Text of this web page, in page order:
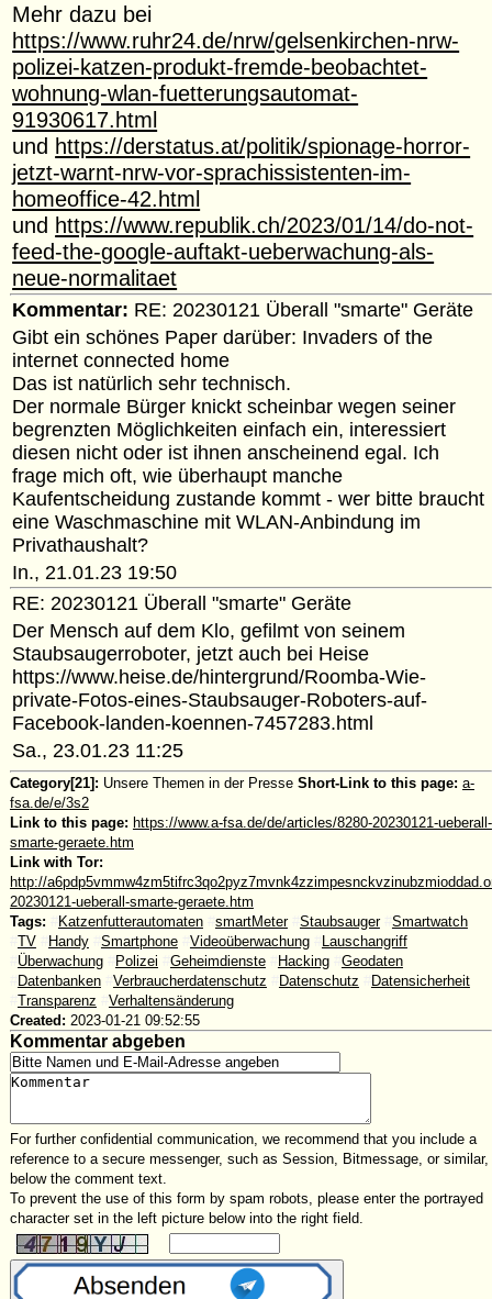
Mehr dazu bei
https://www.ruhr24.de/nrw/gelsenkirchen-nrw-
polizei-katzen-produkt-fremde-beobachtet-
wohnung-wlan-fuetterungsautomat-
91930617.html
und https://derstatus.at/politik/spionage-horror-
jetzt-warnt-nrw-vor-sprachissistenten-im-
homeoffice-42.html
und https://www.republik.ch/2023/01/14/do-not-
feed-the-google-auftakt-ueberwachung-als-
neue-normalitaet
Kommentar: RE: 20230121 Überall "smarte" Geräte
Gibt ein schönes Paper darüber: Invaders of the
internet connected home
Das ist natürlich sehr technisch.
Der normale Bürger knickt scheinbar wegen seiner
begrenzten Möglichkeiten einfach ein, interessiert
diesen nicht oder ist ihnen anscheinend egal. Ich
frage mich oft, wie überhaupt manche
Kaufentscheidung zustande kommt - wer bitte braucht
eine Waschmaschine mit WLAN-Anbindung im
Privathaushalt?
In., 21.01.23 19:50
RE: 20230121 Überall "smarte" Geräte
Der Mensch auf dem Klo, gefilmt von seinem
Staubsaugerroboter, jetzt auch bei Heise
https://www.heise.de/hintergrund/Roomba-Wie-
private-Fotos-eines-Staubsauger-Roboters-auf-
Facebook-landen-koennen-7457283.html
Sa., 23.01.23 11:25
Category[21]: Unsere Themen in der Presse Short-Link to this page: a-
fsa.de/e/3s2
Link to this page: https://www.a-fsa.de/de/articles/8280-20230121-ueberall-
smarte-geraete.htm
Link with Tor:
http://
20230121-ueberall-smarte-geraete.htm
Tags:
Katzenfutterautomaten smartMeter Staubsauger
Smartwatch
TV Handy Smartphone Videoüberwachung
Lauschangriff
Überwachung Polizei Geheimdienste Hacking
Geodaten
Datenbanken Verbraucherdatenschutz Datenschutz
Datensicherheit
Transparenz
Verhaltensänderung
Created: 2023-01-21 09:52:55
Kommentar abgeben
For further confidential communication, we recommend that you include a
reference to a secure messenger, such as Session, Bitmessage, or similar,
below the comment text.
To prevent the use of this form by spam robots, please enter the portrayed
character set in the left picture below into the right field.